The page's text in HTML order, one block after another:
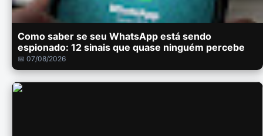
Como saber se seu WhatsApp está sendo
espionado: 12 sinais que quase ninguém percebe
📅 07/08/2026